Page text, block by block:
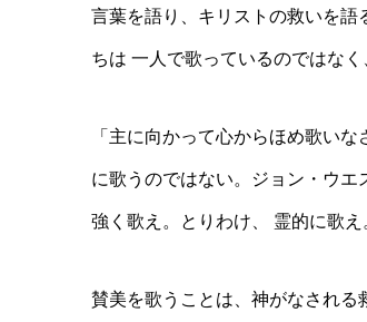
言葉を語り、キリストの救いを語
ちは 一人で歌っているのではな
「主に向かって心からほめ歌い
に歌うのではない。ジョン・ウ
強く歌え。とりわけ、 霊的に歌
賛美を歌うことは、神がなされ